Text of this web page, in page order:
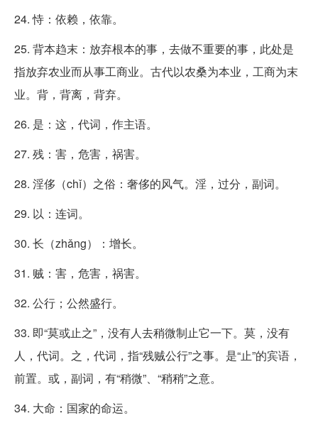
24. 恃：依赖，依靠。
25. 背本趋末：放弃根本的事，去做不重要的事，此处是
指放弃农业而从事工商业。古代以农桑为本业，工商为末
业。背，背离，背弃。
26. 是：这，代词，作主语。
27. 残：害，危害，祸害。
28. 淫侈（chǐ）之俗：奢侈的风气。淫，过分，副词。
29. 以：连词。
30. 长（zhǎng）：增长。
31. 贼：害，危害，祸害。
32. 公行；公然盛行。
33. 即“莫或止之”，没有人去稍微制止它一下。莫，没有
人，代词。之，代词，指“残贼公行”之事。是“止”的宾语，
前置。或，副词，有“稍微”、“稍稍”之意。
34. 大命：国家的命运。